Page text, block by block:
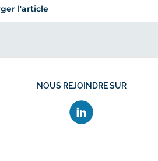
l'article
téléphone au 01 40 90 28 60
NOUS REJOINDRE SUR